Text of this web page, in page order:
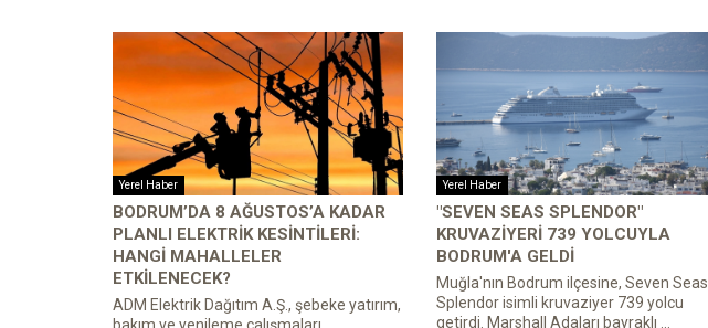
Yerel Haber
BODRUM’DA 8 AĞUSTOS’A KADAR
PLANLI ELEKTRIK KESINTILERI:
HANGI MAHALLELER
ETKILENECEK?
ADM Elektrik Dağıtım A.Ş., şebeke yatırım,
bakım ve yenileme çalışmaları
Yerel Haber
"SEVEN SEAS SPLENDOR"
KRUVAZIYERI 739 YOLCUYLA
BODRUM'A GELDI
Muğla'nın Bodrum ilçesine, Seven Seas
Splendor isimli kruvaziyer 739 yolcu
getirdi. Marshall Adaları bayraklı ...